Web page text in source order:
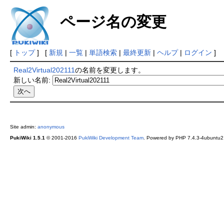
ページ名の変更
[ トップ] [ 新規 | 一覧| 単語検索| 最終更新| ヘルプ| ログイン ]
Real2Virtual202111の名前を変更します。
新しい名前:
Site admin: anonymous
PukiWiki 1.5.1 © 2001-2016 PukiWiki Development Team. Powered by PHP 7.4.3-